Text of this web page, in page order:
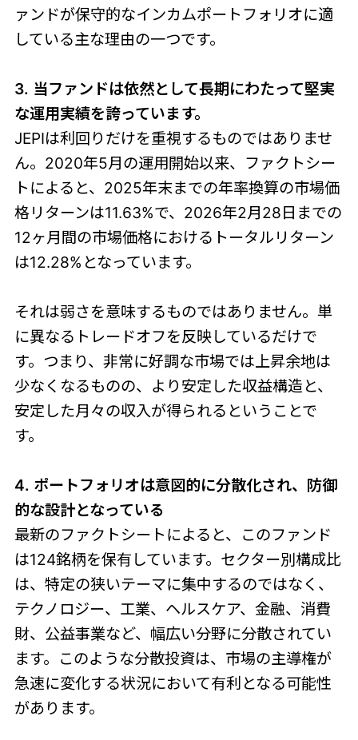
ァンドが保守的なインカムポートフォリオに適
している主な理由の一つです。
3. 当ファンドは依然として長期にわたって堅実
な運用実績を誇っています。
JEPIは利回りだけを重視するものではありませ
ん。2020年5月の運用開始以来、ファクトシー
トによると、2025年末までの年率換算の市場価
格リターンは11.63%で、2026年2月28日までの
12ヶ月間の市場価格におけるトータルリターン
は12.28%となっています。
それは弱さを意味するものではありません。単
に異なるトレードオフを反映しているだけで
す。つまり、非常に好調な市場では上昇余地は
少なくなるものの、より安定した収益構造と、
安定した月々の収入が得られるということで
す。
4. ポートフォリオは意図的に分散化され、防御
的な設計となっている
最新のファクトシートによると、このファンド
は124銘柄を保有しています。セクター別構成比
は、特定の狭いテーマに集中するのではなく、
テクノロジー、工業、ヘルスケア、金融、消費
財、公益事業など、幅広い分野に分散されてい
ます。このような分散投資は、市場の主導権が
急速に変化する状況において有利となる可能性
があります。